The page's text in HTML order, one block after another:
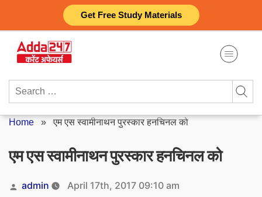
Get Free Study Materials
content
Search
Home »एम एस स्वामीनाथन पुरस्कार हनचिनल को
एम एस स्वामीनाथन पुरस्कार हनचिनल को
Posted
by
admin April 17th, 2017 09:10 am